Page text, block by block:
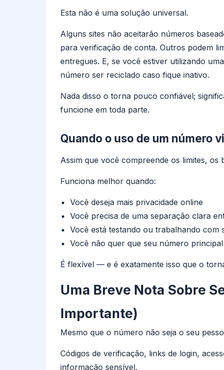
Esta não é uma solução universal.
Alguns sites não aceitarão números
para verificação de conta. Outros podem
entregues. E, se você estiver utilizando
número ser reciclado caso fique inativo.
Nada disso o torna pouco confiável;
funcione em toda parte.
Quando o uso de um número
Assim que você compreende os limites,
Funciona melhor quando:
Você deseja mais privacidade online
Você precisa de uma separação clara
Você está testando ou trabalhando com
Você não quer que seu número
É flexível — e é exatamente isso que o
Uma Breve Nota Sobre
Importante)
Mesmo que o número não seja o seu
Códigos de verificação, links de login,
informação sensível.